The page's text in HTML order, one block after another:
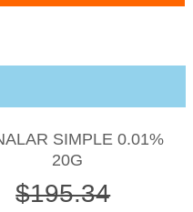
SIMPLE 0.01%
20G
$195.34